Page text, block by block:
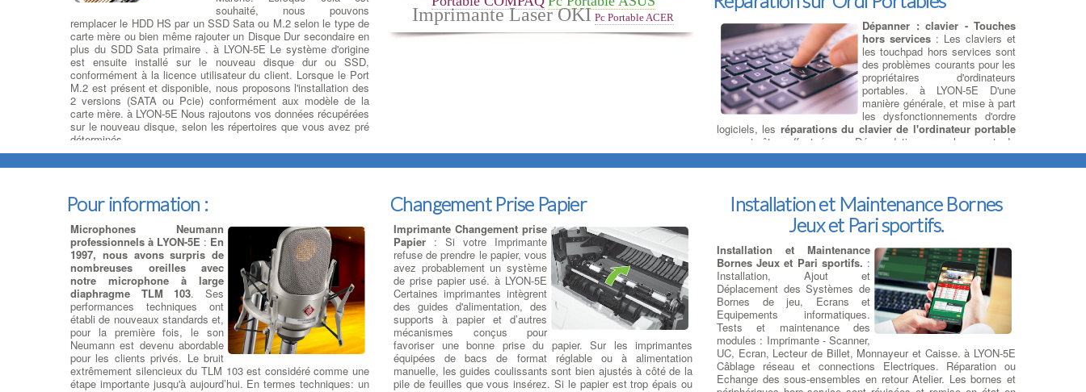
souhaité, nous pouvons
remplacer le HDD HS par un SSD Sata ou M.2 selon le type de
carte mère ou bien même rajouter un Disque Dur secondaire en
plus du SDD Sata primaire . à LYON-5E Le système d'origine
est ensuite installé sur le nouveau disque dur ou SSD,
conformément à la licence utilisateur du client. Lorsque le Port
M.2 est présent et disponible, nous proposons l'installation des
2 versions (SATA ou Pcie) conformément aux modèle de la
carte mère. à LYON-5E Nous rajoutons vos données récupérées
sur le nouveau disque, selon les répertoires que vous avez pré
déterminés.
Ajouter ou Remplacer des
Carte d'Extension : Nous
remplaçons ou rajoutons la carte
contrôleur adaptée à la
connectique de votre
périphérique : une Carte
contrôleur FireWire 800 (Carte
contrôleur IEEE 1394b), à LYON-5E une Carte contrôleur USB
2.0 ou USB 3.0, une Carte contrôleur Raid, des cartes
contrôleur SAS SFF-8087 à SFF-8644, une Carte contrôleur
port parallèle DB-25 ou une Carte contrôleur Série RS-232
(RS232) DB-9, une carte son créative soundblaster 5.1 ou 7.1,
à LYON-5E des cartes réseau Ethernet gigabit et cartes Wi-Fi
pour vos connexions sans-fil.
Ajouter ou Remplacer un
Imprimante Laser OKI Pc Portable ACER
Dépanner : clavier - Touches
hors services : Les claviers et
les touchpad hors services sont
des problèmes courants pour les
propriétaires d'ordinateurs
portables. à LYON-5E D'une
manière générale, et mise à part
les dysfonctionnements d'ordre
logiciels, les réparations du clavier de l'ordinateur portable
peuvent être effectuées : Désoxydation, remplacement de
touches et de buses avec clips, changement de la nappe du
TouchPad à LYON-5E ... Mais généralement, lorsque ceux-ci
défaillances du clavier sont diagnostiquées
d'origine sinistre :
renversement café, gouttes d'eau, environnement humide
le remplacement d'un clavier défectueux est proposé. A
l'inverse, si le clavier de votre ordinateur portable ne fonctionne
pas du tout, il n'y a peut-être aucun problème avec le clavier lui-
même. Au lieu de cela, votre ordinateur portable peut ne pas
fonctionner en raison d'unproblème logiciel. La première
chose à faire pour déterminer s’il existe un problème logiciel est
de démarrer votre ordinateur portable à partir d’unclavier
externe sur port usb. à LYON-5E Si votre clavier ne fonctionne
pas à cause d'un problème sous Windows, la cause la plus
courante est un pilote de clavier défectueux ou un parasite
Soft.:Trouver Un Réparateur Ordi Portable
Pour information :
Microphones Neumann
professionnels à LYON-5E : En
1997, nous avons surpris de
nombreuses oreilles avec
notre microphone à large
diaphragme TLM 103. Ses
performances techniques ont
établi de nouveaux standards et,
pour la première fois, le son
Neumann est devenu abordable
pour les clients privés. Le bruit
extrêmement silencieux du TLM 103 est considéré comme une
étape importante jusqu'à aujourd’hui. En termes techniques: un
Changement Prise Papier
Imprimante Changement prise
Papier : Si votre Imprimante
refuse de prendre le papier, vous
avez probablement un système
de prise papier usé. à LYON-5E
Certaines imprimantes intègrent
des guides d'alimentation, des
supports à papier et d’autres
mécanismes conçus pour
favoriser une bonne prise du papier. Sur les imprimantes
équipées de bacs de format réglable ou à alimentation
manuelle, les guides coulissants sont bien ajustés à côté de la
pile de feuilles que vous insérez. Si le papier est trop épais ou
Installation et Maintenance Bornes
Jeux et Pari sportifs.
Installation et Maintenance
Bornes Jeux et Pari sportifs. :
Installation, Ajout et
Déplacement des Systèmes de
Bornes de jeu, Ecrans et
Equipements informatiques.
Tests et maintenance des
modules : Imprimante - Scanner,
UC, Ecran, Lecteur de Billet, Monnayeur et Caisse. à LYON-5E
Câblage réseau et connections Electriques. Réparation ou
Echange des sous-ensembles en retour Atelier. Les bornes et